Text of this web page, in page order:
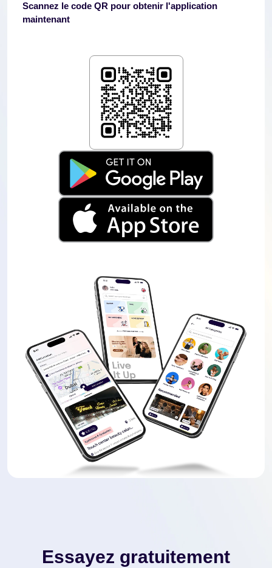
Scannez le code QR pour obtenir l'application
maintenant
Essayez gratuitement